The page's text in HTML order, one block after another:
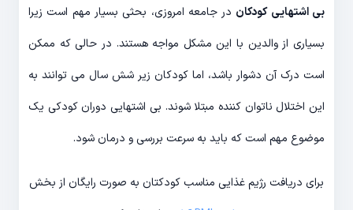
بی اشتهایی کودکان در جامعه امروزی، بحثی بسیار مهم است زیرا
بسیاری از والدین با این مشکل مواجه هستند. در حالی که ممکن
است درک آن دشوار باشد، اما کودکان زیر شش سال می توانند به
این اختلال ناتوان کننده مبتلا شوند. بی اشتهایی دوران کودکی یک
موضوع مهم است که باید به سرعت بررسی و درمان شود.
برای دریافت رژیم غذایی مناسب کودکتان به صورت رایگان از بخش